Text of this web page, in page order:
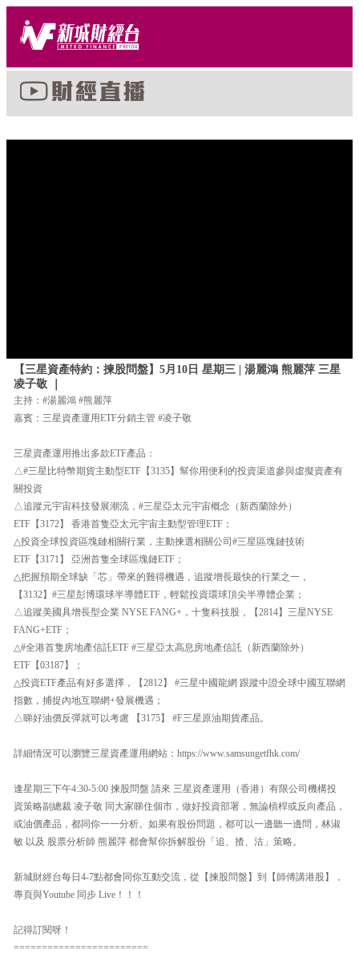
【三星資產特約：揀股問盤】5月10日 星期三 | 湯麗鴻 熊麗萍 三星
凌子敬 ｜
主持：#湯麗鴻 #熊麗萍
嘉賓：三星資產運用ETF分銷主管 #凌子敬
三星資產運用推出多款ETF產品：
△#三星比特幣期貨主動型ETF【3135】幫你用便利的投資渠道參與虛擬資產有
關投資
△追蹤元宇宙科技發展潮流，#三星亞太元宇宙概念（新西蘭除外）
ETF【3172】 香港首隻亞太元宇宙主動型管理ETF；
△投資全球投資區塊鏈相關行業，主動揀選相關公司#三星區塊鏈技術
ETF【3171】 亞洲首隻全球區塊鏈ETF；
△把握預期全球缺「芯」帶來的難得機遇，追蹤增長最快的行業之一，
【3132】#三星彭博環球半導體ETF，輕鬆投資環球頂尖半導體企業；
△追蹤美國具增長型企業 NYSE FANG+，十隻科技股，【2814】三星NYSE
FANG+ETF；
△#全港首隻房地產信託ETF #三星亞太高息房地產信託（新西蘭除外）
ETF【03187】；
△投資ETF產品有好多選擇，【2812】 #三星中國龍網 跟蹤中證全球中國互聯網
指數，捕捉內地互聯網+發展機遇；
△睇好油價反彈就可以考慮 【3175】 #F三星原油期貨產品。
詳細情況可以瀏覽三星資產運用網站：https://www.samsungetfhk.com/
逢星期三下午4:30-5:00 揀股問盤 請來 三星資產運用（香港）有限公司機構投
資策略副總裁 凌子敬 同大家睇住個市，做好投資部署，無論槓桿或反向產品，
或油價產品，都同你一一分析。如果有股份問題，都可以一邊聽一邊問，林淑
敏 以及 股票分析師 熊麗萍 都會幫你拆解股份「追、揸、沽」策略。
新城財經台每日4-7點都會同你互動交流，從【揀股問盤】到【師傅講港股】，
專頁與Youtube 同步 Live！！！
記得訂閱呀！
========================